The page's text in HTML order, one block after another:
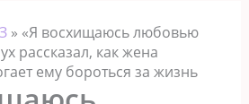
» «Я восхищаюсь любовью
рассказал, как жена
ему бороться за жизнь